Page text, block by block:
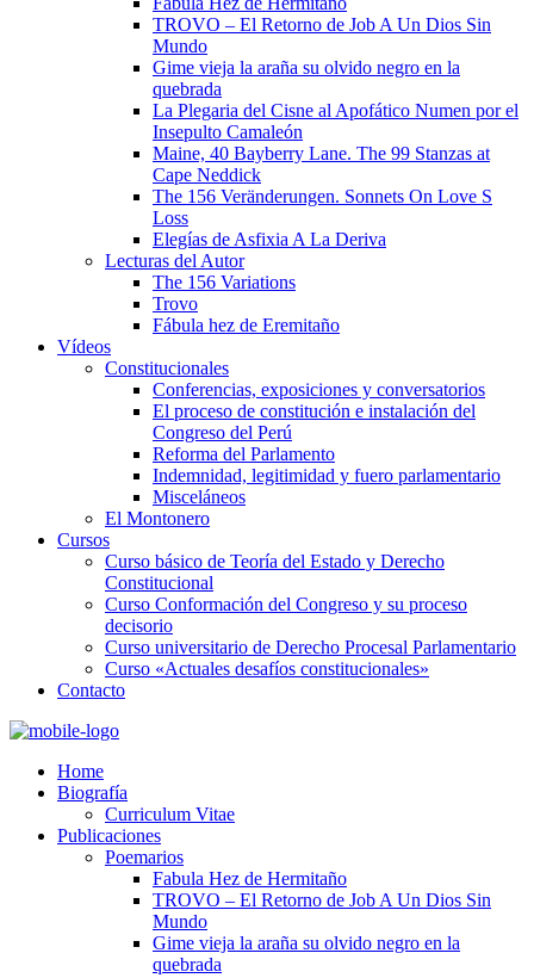
TROVO – El Retorno de Job A Un Dios Sin
Mundo
Gime vieja la araña su olvido negro en la
quebrada
La Plegaria del Cisne al Apofático Numen por el
Insepulto Camaleón
Maine, 40 Bayberry Lane. The 99 Stanzas at
Cape Neddick
The 156 Veränderungen. Sonnets On Love S
Loss
Elegías de Asfixia A La Deriva
Lecturas del Autor
The 156 Variations
Trovo
Fábula hez de Eremitaño
Vídeos
Constitucionales
Conferencias, exposiciones y conversatorios
El proceso de constitución e instalación del
Congreso del Perú
Reforma del Parlamento
Indemnidad, legitimidad y fuero parlamentario
Misceláneos
El Montonero
Cursos
Curso básico de Teoría del Estado y Derecho
Constitucional
Curso Conformación del Congreso y su proceso
decisorio
Curso universitario de Derecho Procesal Parlamentario
Curso «Actuales desafíos constitucionales»
Contacto
Home
Biografía
Curriculum Vitae​
Publicaciones
Poemarios
Fabula Hez de Hermitaño
TROVO – El Retorno de Job A Un Dios Sin
Mundo
Gime vieja la araña su olvido negro en la
quebrada